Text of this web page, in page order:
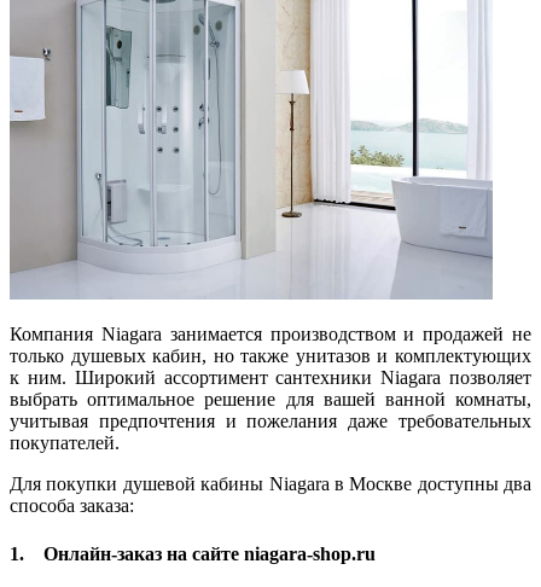
Компания Niagara занимается производством и продажей не
только душевых кабин, но также унитазов и комплектующих
к ним. Широкий ассортимент сантехники Niagara позволяет
выбрать оптимальное решение для вашей ванной комнаты,
учитывая предпочтения и пожелания даже требовательных
покупателей.
Для покупки душевой кабины Niagara в Москве доступны два
способа заказа:
1. Онлайн-заказ на сайте niagara-shop.ru